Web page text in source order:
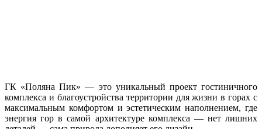
ГК «Поляна Пик» — это уникальный проект гостиничного
комплекса и благоустройства территории для жизни в горах с
максимальным комфортом и эстетическим наполнением, где
энергия гор в самой архитектуре комплекса — нет лишних